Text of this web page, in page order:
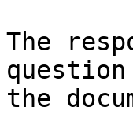
The
the